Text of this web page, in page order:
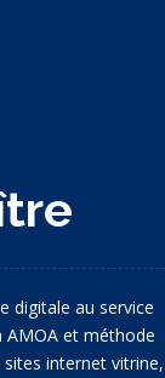
digitale au service
AMOA et méthode
internet vitrine,